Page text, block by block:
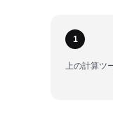
1
上の計算ツ